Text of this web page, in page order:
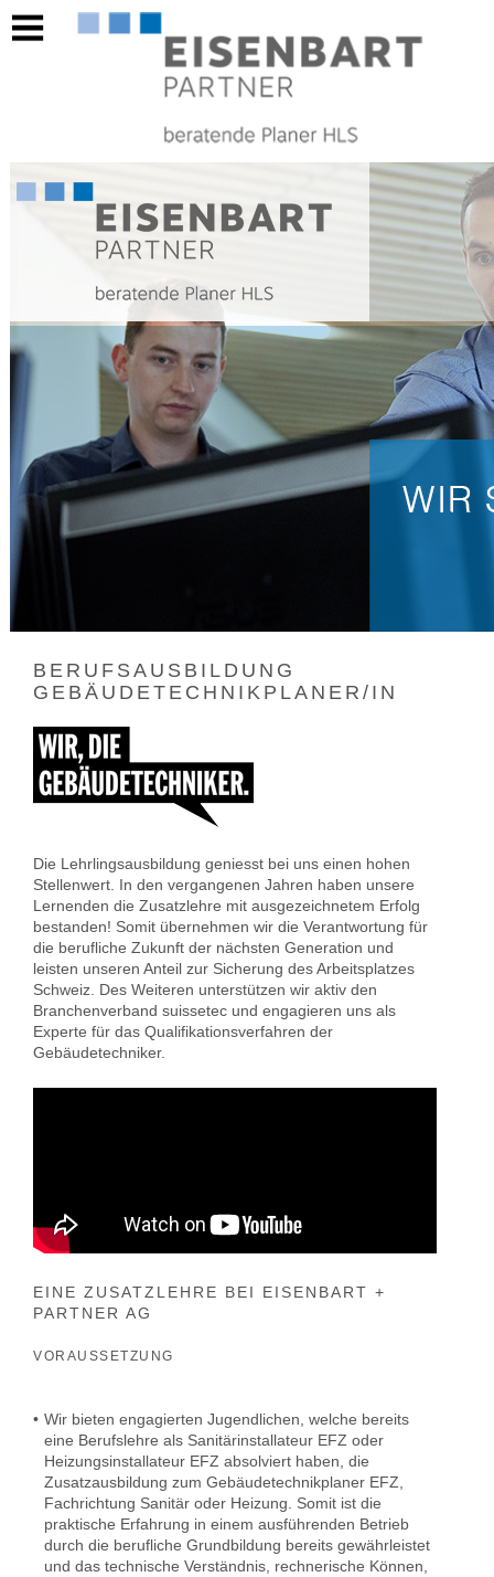
https://eisenbart-partner.ch/berufsausbildunggebaeudetechnikplanerin
BERUFSAUSBILDUNG
GEBÄUDETECHNIKPLANER/IN
Die Lehrlingsausbildung geniesst bei uns einen hohen
Stellenwert. In den vergangenen Jahren haben unsere
Lernenden die Zusatzlehre mit ausgezeichnetem Erfolg
bestanden! Somit übernehmen wir die Verantwortung für
die berufliche Zukunft der nächsten Generation und
leisten unseren Anteil zur Sicherung des Arbeitsplatzes
Schweiz. Des Weiteren unterstützen wir aktiv den
Branchenverband suissetec und engagieren uns als
Experte für das Qualifikationsverfahren der
Gebäudetechniker.
EINE ZUSATZLEHRE BEI EISENBART +
PARTNER AG
VORAUSSETZUNG
• Wir bieten engagierten Jugendlichen, welche bereits
eine Berufslehre als Sanitärinstallateur EFZ oder
Heizungsinstallateur EFZ absolviert haben, die
Zusatzausbildung zum Gebäudetechnikplaner EFZ,
Fachrichtung Sanitär oder Heizung. Somit ist die
praktische Erfahrung in einem ausführenden Betrieb
durch die berufliche Grundbildung bereits gewährleistet
und das technische Verständnis, rechnerische Können,